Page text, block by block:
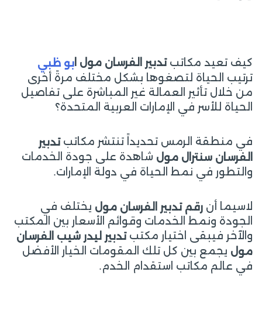
كيف تعيد مكاتب تدبير الفرسان مول ا بو ظبي
ترتيب الحياة لتصغوها بشكل مختلف مرةً أخرى
من خلال تأثير العمالة غير المباشرة على تفاصيل
الحياة للأسر في الإمارات العربية المتحدة؟
في منطقة الرمس تحديداً تنتشر مكاتب تدبير
الفرسان سنترال مول شاهدة على جودة الخدمات
والتطور في نمط الحياة في دولة الإمارات.
لاسيما أن رقم تدبير الفرسان مول يختلف في
الجودة ونمط الخدمات وقوائم الأسعار بين المكتب
والآخر فيبقى اختيار مكتب تدبير ليدر شيب الفرسان
مول يجمع بين كل تلك المقومات الخيار الأفضل
في عالم مكاتب استقدام الخدم.